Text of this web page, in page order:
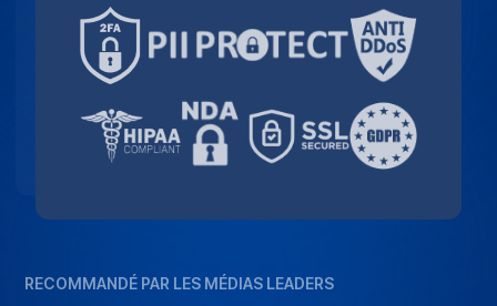
RECOMMANDÉ PAR LES MÉDIAS LEADERS